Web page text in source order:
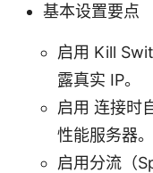
基本设置要点
启用 Kill
露真实 IP。
启用 连接时
性能服务器。
启用分流（